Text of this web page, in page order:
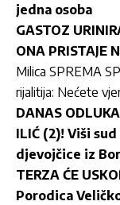
jedna osoba
GASTOZ
ONA PRISTAJE
Milica SPREMA
rijalitija: Nećete
DANAS
ILIĆ (2)! Viši
djevojčice iz
TERZA ĆE
Porodica